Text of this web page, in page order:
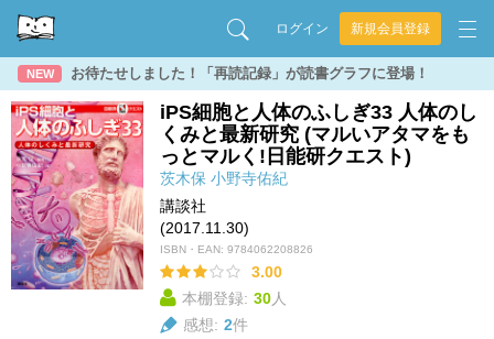
ログイン 新規会員登録
NEW お待たせしました！「再読記録」が読書グラフに登場！
iPS細胞と人体のふしぎ33 人体のし
くみと最新研究 (マルいアタマをも
っとマルく!日能研クエスト)
茨木保 小野寺佑紀
講談社
(2017.11.30)
ISBN・EAN: 9784062208826
3.00
本棚登録: 30人
感想: 2件